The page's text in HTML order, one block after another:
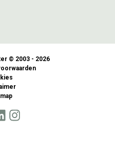
© 2003 - 2026